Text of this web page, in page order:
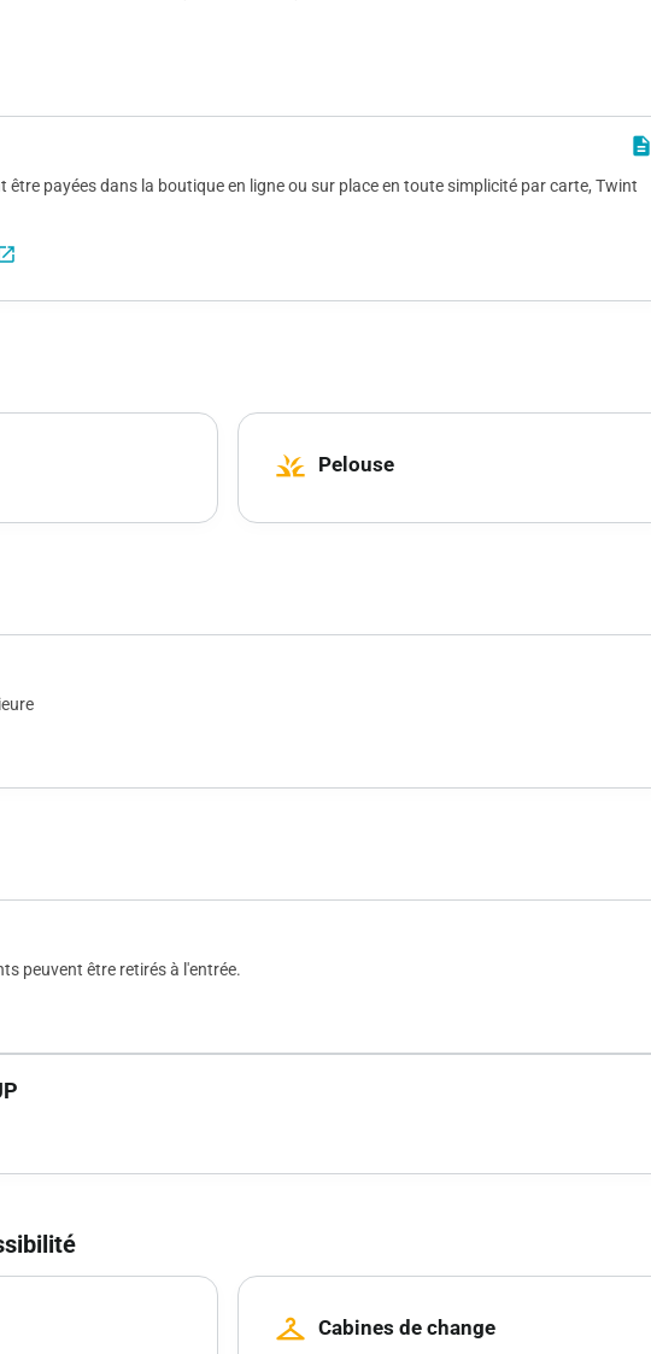
description
être payées dans la boutique en ligne ou sur place en toute simplicité par carte, Twint
grass Pelouse
peuvent être retirés à l'entrée.
checkroom Cabines de change